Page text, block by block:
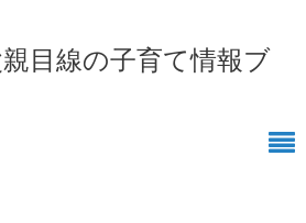
目線の子育て情報ブ